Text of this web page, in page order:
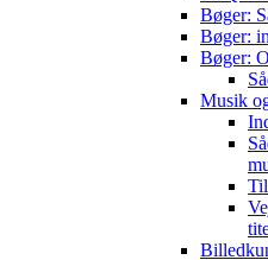
Bøger:
Bøger:
Bøger:
Musik